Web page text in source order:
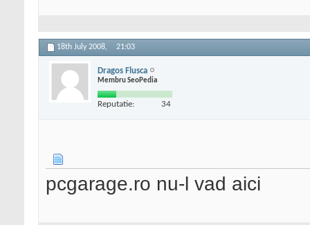
18th July 2008, 21:03
Dragos Flusca
Membru SeoPedia
Reputatie: 34
pcgarage.ro nu-l vad aici